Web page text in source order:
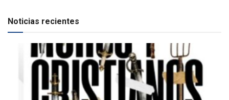
Noticias recientes